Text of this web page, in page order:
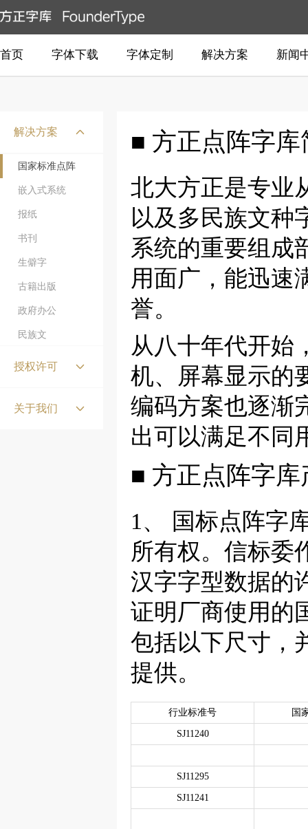
首页 字体下载 字体定制 解决方案 新闻
解决方案
国家标准点阵
嵌入式系统
报纸
书刊
生僻字
古籍出版
政府办公
民族文
授权许可
产权保护
关于我们
■ 方正点阵字库
北大方正是专业
以及多民族文种
系统的重要组成
用面广，能迅速
誉。
从八十年代开始
机、屏幕显示的
编码方案也逐渐
出可以满足不同
■ 方正点阵字库
1、 国标点阵字
所有权。信标委
汉字字型数据的
证明厂商使用的
包括以下尺寸，
提供。
行业标准号 国
SJ11240
SJ11295
SJ11241